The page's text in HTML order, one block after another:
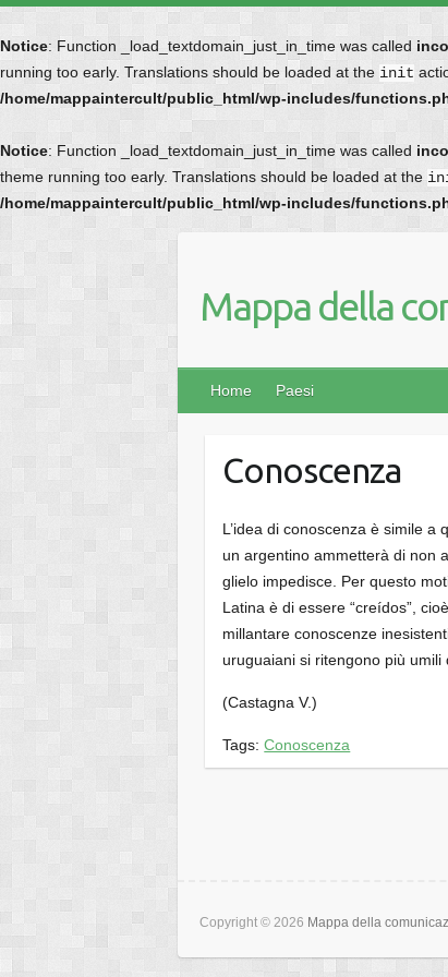
Notice: Function _load_textdomain_just_in_time was called
running too early. Translations should be loaded at the init
/home/mappaintercult/public_html/wp-includes/
Notice: Function _load_textdomain_just_in_time was called
theme running too early. Translations should be loaded at the
/home/mappaintercult/public_html/wp-includes/
Mappa della
Home Paesi
Conoscenza
L’idea di conoscenza è simile
un argentino ammetterà di non
glielo impedisce. Per questo
Latina è di essere “creídos”,
millantare conoscenze
uruguaiani si ritengono più umili
(Castagna V.)
Tags:Conoscenza
Copyright © 2026 Mappa della